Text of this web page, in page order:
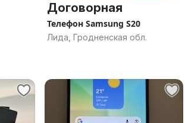
Договорная
Телефон Samsung S20
Лида, Гродненская обл.